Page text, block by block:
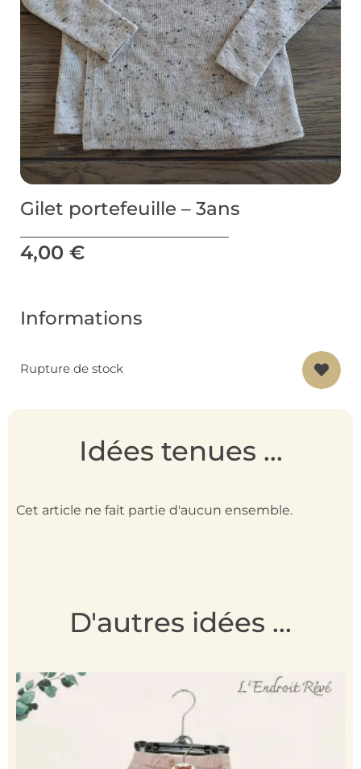
Gilet portefeuille – 3ans
4,00 €
Informations
Rupture de stock
Idées tenues ...
Cet article ne fait partie d'aucun ensemble.
D'autres idées ...